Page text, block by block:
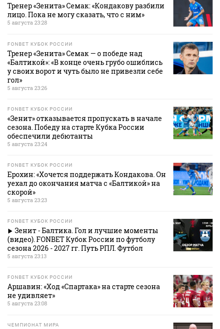
Тренер «Зенита» Семак: «Кондакову разбили
лицо. Пока не могу сказать, что с ним»
5 августа 23:28
FONBET КУБОК РОССИИ
Тренер «Зенита» Семак — о победе над
«Балтикой»: «В конце очень грубо ошиблись
у своих ворот и чуть было не привезли себе
гол»
5 августа 23:26
FONBET КУБОК РОССИИ
«Зенит» отказывается пропускать в начале
сезона. Победу на старте Кубка России
обеспечили дебютанты
5 августа 23:24
FONBET КУБОК РОССИИ
Ерохин: «Хочется поддержать Кондакова. Он
уехал до окончания матча с «Балтикой» на
скорой»
5 августа 23:23
FONBET КУБОК РОССИИ
Зенит - Балтика. Гол и лучшие моменты
(видео). FONBET Кубок России по футболу
сезона 2026 - 2027 гг. Путь РПЛ. Футбол
5 августа 23:13
FONBET КУБОК РОССИИ
Аршавин: «Ход «Спартака» на старте сезона
не удивляет»
5 августа 23:08
ЧЕМПИОНАТ МИРА